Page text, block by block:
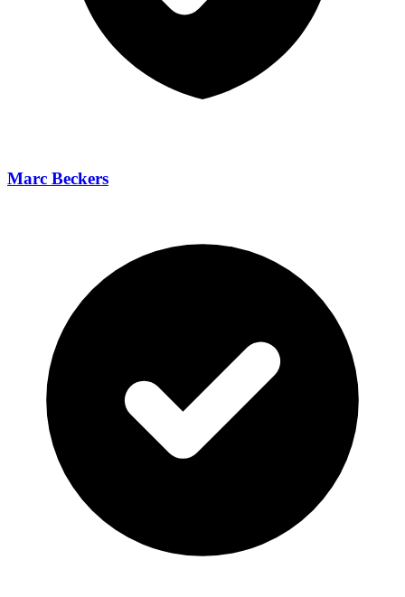
Marc Beckers